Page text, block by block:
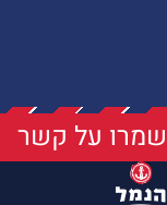
שמרו על קשר